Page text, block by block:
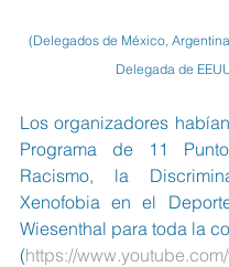
(Delegados de México,
Delegada de
Los organizadores
Programa de 11
Racismo, la
Xenofobia en el
Wiesenthal para toda la
(https://